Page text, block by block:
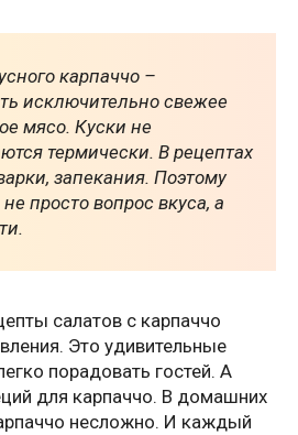
карпаччо –
исключительно свежее
мясо. Куски не
термически. В рецептах
запекания. Поэтому
просто вопрос вкуса, а
салатов с карпаччо
Это удивительные
порадовать гостей. А
для карпаччо. В домашних
несложно. И каждый